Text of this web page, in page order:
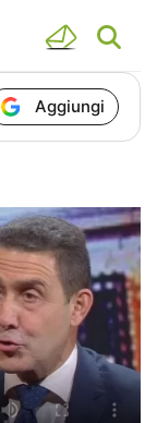
Aggiungi